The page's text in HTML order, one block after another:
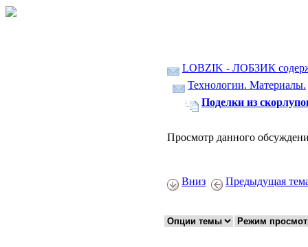
LOBZIK - ЛОБЗИК
Технологии. Материалы.
Поделки из
Просмотр данного
Вниз Предыдущая